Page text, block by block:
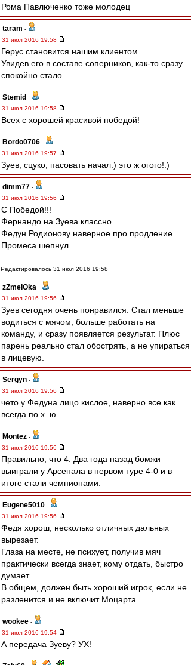
Рома Павлюченко тоже молодец
taram -
31 июл 2016 19:58
Герус становится нашим клиентом.
Увидев его в составе соперников, как-то сразу
спокойно стало
Stemid -
31 июл 2016 19:58
Всех с хорошей красивой победой!
Bordo0706 -
31 июл 2016 19:57
Зуев, сцуко, пасовать начал:) это ж огого!:)
dimm77 -
31 июл 2016 19:56
С Победой!!!
Фернандо на Зуева классно
Федун Родионову наверное про продление
Промеса шепнул
Редактировалось 31 июл 2016 19:58
zZmeIOka -
31 июл 2016 19:56
Зуев сегодня очень понравился. Стал меньше
водиться с мячом, больше работать на
команду, и сразу появляется результат. Плюс
парень реально стал обострять, а не упираться
в лицевую.
Sergyn -
31 июл 2016 19:56
чето у Федуна лицо кислое, наверно все как
всегда по х..ю
Montez -
31 июл 2016 19:56
Правильно, что 4. Два года назад бомжи
выиграли у Арсенала в первом туре 4-0 и в
итоге стали чемпионами.
Eugene5010 -
31 июл 2016 19:56
Федя хорош, несколько отличных дальных
вырезает.
Глаза на месте, не психует, получив мяч
практически всегда знает, кому отдать, быстро
думает.
В общем, должен быть хороший игрок, если не
разленится и не включит Моцарта
wookee -
31 июл 2016 19:54
А передача Зуеву? УХ!